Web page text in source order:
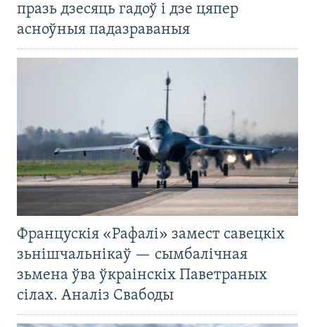
празь дзесяць гадоў і дзе цяпер
асноўныя падазраваныя
Францускія «Рафалі» замест савецкіх
зьнішчальнікаў — сымбалічная
зьмена ўва ўкраінскіх Паветраных
сілах. Аналіз Свабоды